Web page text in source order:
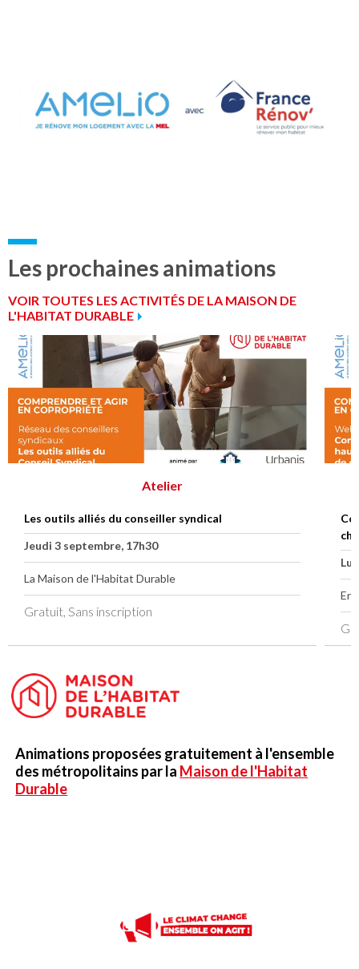
Les prochaines animations
VOIR TOUTES LES ACTIVITÉS DE LA MAISON DE
L'HABITAT DURABLE
Atelier
Les outils alliés du conseiller syndical
Jeudi 3 septembre, 17h30
La Maison de l'Habitat Durable
Gratuit, Sans inscription
En
Animations proposées gratuitement à l'ensemble
des métropolitains par la Maison de l'Habitat
Durable